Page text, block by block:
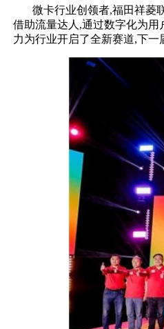
微卡行业创领者,福田祥菱
借助流量达人,通过数字化为
力为行业开启了全新赛道,下